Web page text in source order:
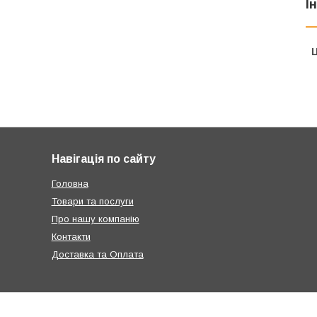
Навігація по сайту
Головна
Товари та послуги
Про нашу компанію
Контакти
Доставка та Оплата